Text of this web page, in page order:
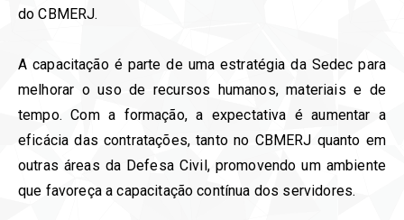
do CBMERJ.
A capacitação é parte de uma estratégia da Sedec para
melhorar o uso de recursos humanos, materiais e de
tempo. Com a formação, a expectativa é aumentar a
eficácia das contratações, tanto no CBMERJ quanto em
outras áreas da Defesa Civil, promovendo um ambiente
que favoreça a capacitação contínua dos servidores.